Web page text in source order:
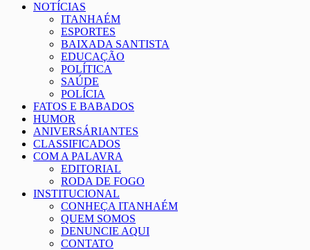
NOTÍCIAS
ITANHAÉM
ESPORTES
BAIXADA SANTISTA
EDUCAÇÃO
POLÍTICA
SAÚDE
POLÍCIA
FATOS E BABADOS
HUMOR
ANIVERSÁRIANTES
CLASSIFICADOS
COM A PALAVRA
EDITORIAL
RODA DE FOGO
INSTITUCIONAL
CONHEÇA ITANHAÉM
QUEM SOMOS
DENUNCIE AQUI
CONTATO